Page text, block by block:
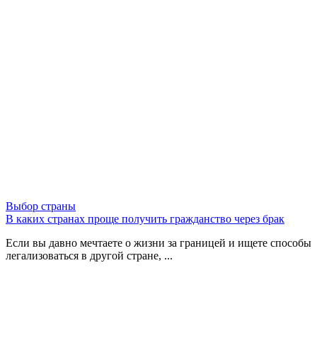
Выбор страны
В каких странах проще получить гражданство через брак
Если вы давно мечтаете о жизни за границей и ищете способы
легализоваться в другой стране, ...